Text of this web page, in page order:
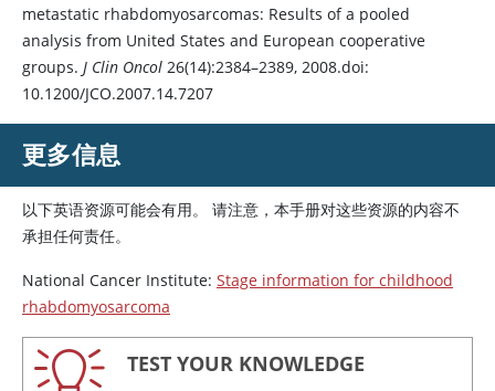
metastatic rhabdomyosarcomas: Results of a pooled
analysis from United States and European cooperative
groups. J Clin Oncol 26(14):2384–2389, 2008.doi:
10.1200/JCO.2007.14.7207
更多信息
以下英语资源可能会有用。 请注意，本手册对这些资源的内容不
承担任何责任。
National Cancer Institute: Stage information for childhood
rhabdomyosarcoma
TEST YOUR KNOWLEDGE